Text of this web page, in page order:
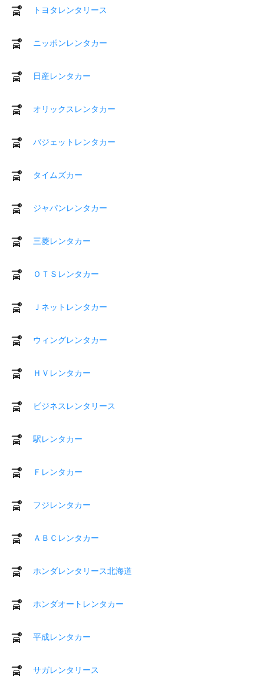
トヨタレンタリース
ニッポンレンタカー
日産レンタカー
オリックスレンタカー
バジェットレンタカー
タイムズカー
ジャパンレンタカー
三菱レンタカー
ＯＴＳレンタカー
Ｊネットレンタカー
ウィングレンタカー
ＨＶレンタカー
ビジネスレンタリース
駅レンタカー
Ｆレンタカー
フジレンタカー
ＡＢＣレンタカー
ホンダレンタリース北海道
ホンダオートレンタカー
平成レンタカー
サガレンタリース